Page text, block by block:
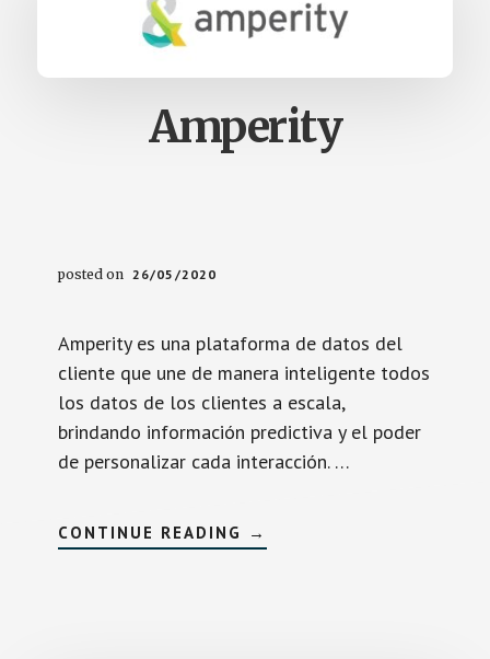
Amperity
posted on 26/05/2020
Amperity es una plataforma de datos del
cliente que une de manera inteligente todos
los datos de los clientes a escala,
brindando información predictiva y el poder
de personalizar cada interacción. …
CONTINUE READING SOBREAMPERITY
→